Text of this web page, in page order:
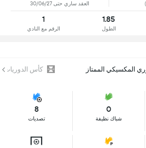
العقد ساري حتى 30/06/27
1.85
الطول
1
الرقم مع النادي
كأس الدوريات
0
شباك نظيفة
8
تصديات